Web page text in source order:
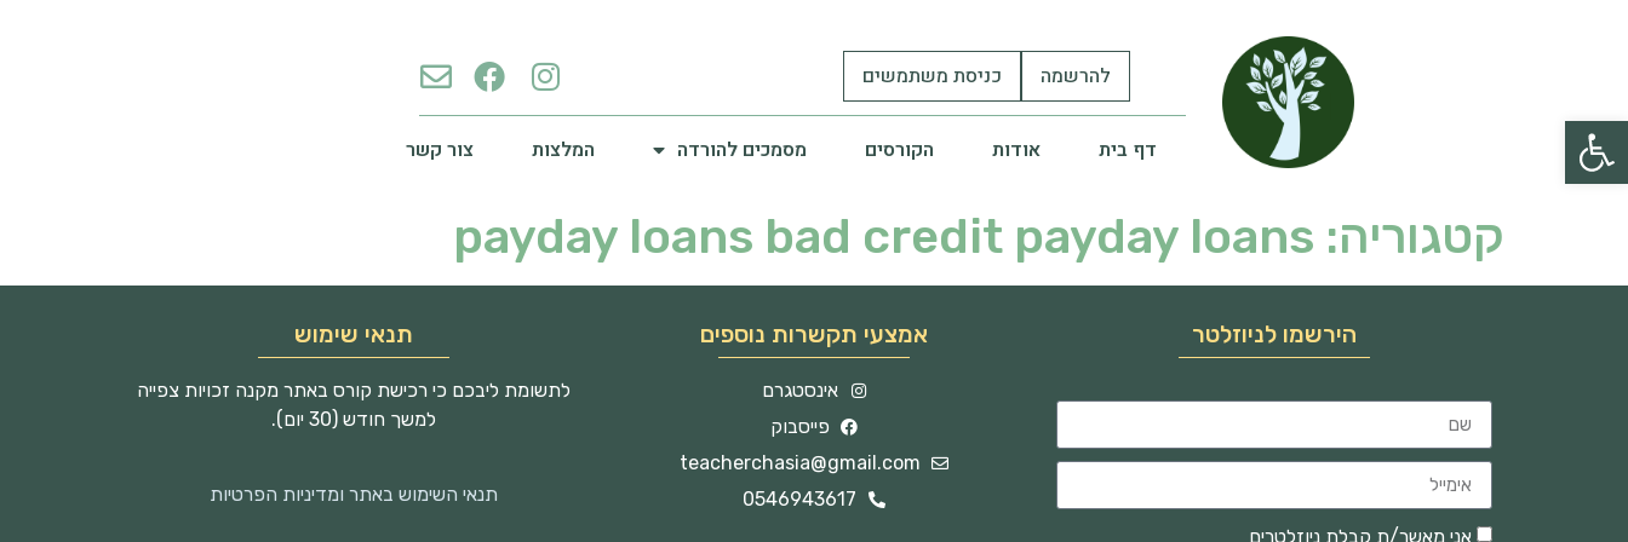
פתח סרגל נגישות
להרשמה כניסת משתמשים
דף בית אודות הקורסים מסמכים להורדה המלצות צור קשר
קטגוריה: payday loans bad credit payday loans
הירשמו לניוזלטר
אני מאשר/ת קבלת ניוזלטרים
אמצעי תקשרות נוספים
אינסטגרם
פייסבוק
teacherchasia@gmail.com
0546943617
תנאי שימוש
לתשומת ליבכם כי רכישת קורס באתר מקנה זכויות צפייה
למשך חודש (30 יום).
תנאי השימוש באתר ומדיניות הפרטיות